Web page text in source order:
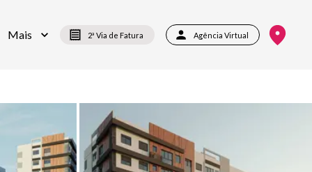
Mais 2ª Via de Fatura Agência Virtual